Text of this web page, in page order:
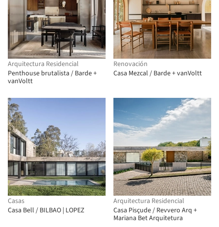
Arquitectura Residencial
Penthouse brutalista / Barde +
vanVoltt
Renovación
Casa Mezcal / Barde + vanVoltt
Casas
Casa Bell / BILBAO | LOPEZ
Arquitectura Residencial
Casa Pisçude / Revvero Arq +
Mariana Bet Arquitetura